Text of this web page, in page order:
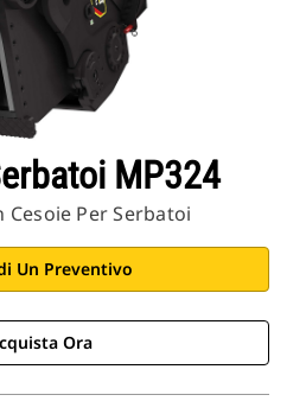
MP324
Per Serbatoi
Un Preventivo
Ora